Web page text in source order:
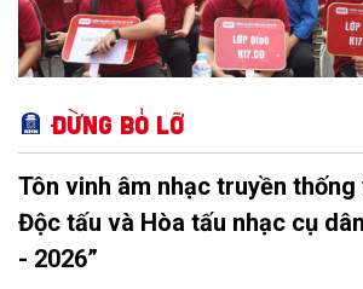
Đừng bỏ lỡ
Tôn vinh âm nhạc truyền thống
Độc tấu và Hòa tấu nhạc cụ
- 2026”